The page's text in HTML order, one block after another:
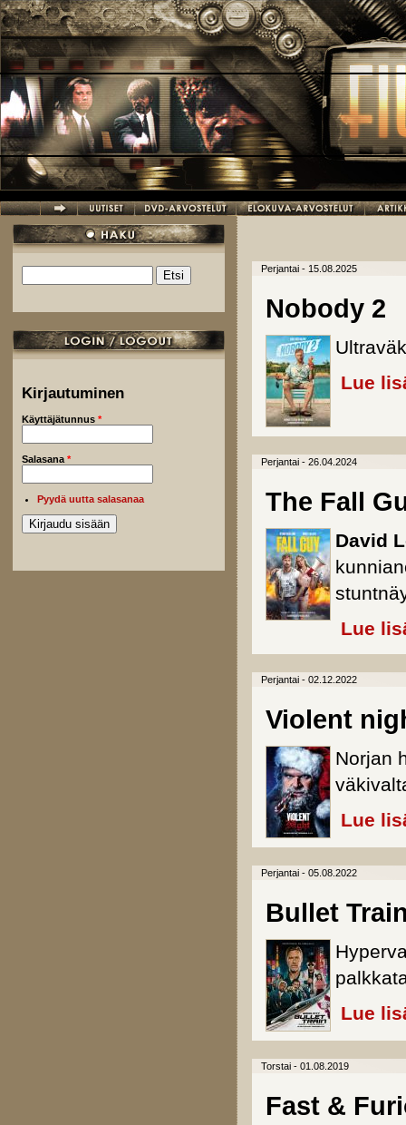
Hyppää pääsisältöön
Hakulomake
Kirjautuminen
Käyttäjätunnus *
Salasana *
Pyydä uutta salasanaa
Perjantai - 15.08.2025
Nobody 2
Lue
Perjantai - 26.04.2024
The Fall
David
Lue
Perjantai - 02.12.2022
Violent
Norjan
Lue
Perjantai - 05.08.2022
Bullet
Lue
Torstai - 01.08.2019
Fast &